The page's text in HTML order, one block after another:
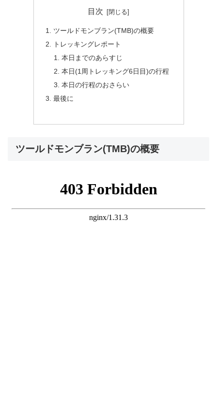
目次
ツールドモンブラン(TMB)の概要
トレッキングレポート
本日までのあらすじ
本日(1周トレッキング6日目)の行程
本日の行程のおさらい
最後に
ツールドモンブラン(TMB)の概要